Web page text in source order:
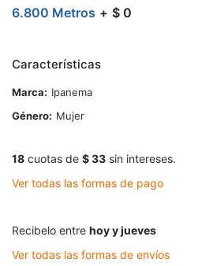
6.800 Metros $ 0
Características
Marca
Ipanema
Género
Mujer
18 cuotas de $ 33 sin intereses.
Ver todas las formas de pago
Recibelo entre hoy y jueves
Ver todas las formas de envíos